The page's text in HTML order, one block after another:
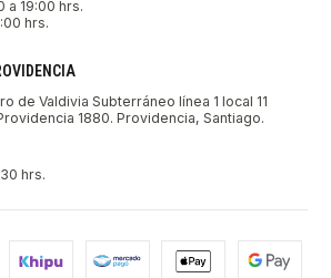
a 19:00 hrs.
hrs.
de Valdivia Subterráneo línea 1 local 11
1880. Providencia, Santiago.
hrs.